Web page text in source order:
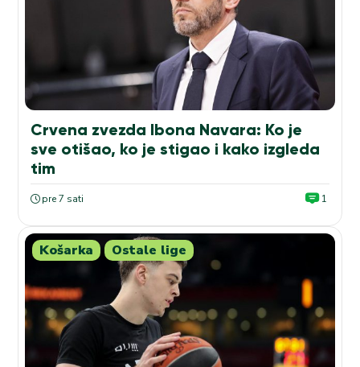
Crvena zvezda Ibona Navara: Ko je
sve otišao, ko je stigao i kako izgleda
tim
pre 7 sati 1
Košarka Ostale lige